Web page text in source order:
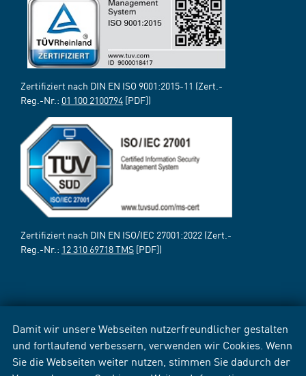
Damit wir unsere Webseiten nutzerfreundlicher gestalten
und fortlaufend verbessern, verwenden wir Cookies. Wenn
Sie die Webseiten weiter nutzen, stimmen Sie dadurch der
Zertifiziert nach DIN EN ISO 9001:2015-11 (Zert.-
Reg.-Nr.: 01 100 2100794 [PDF])
Zertifiziert nach DIN EN ISO/IEC 27001:2022 (Zert.-
Reg.-Nr.: 12 310 69718 TMS [PDF])